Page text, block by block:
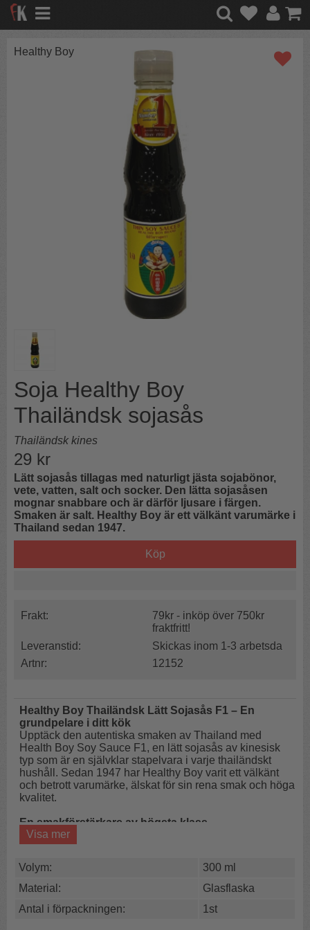
Healthy Boy
Soja Healthy Boy
Thailändsk sojasås
Thailändsk kines
29 kr
Lätt sojasås tillagas med naturligt jästa sojabönor,
vete, vatten, salt och socker. Den lätta sojasåsen
mognar snabbare och är därför ljusare i färgen.
Smaken är salt. Healthy Boy är ett välkänt varumärke i
Thailand sedan 1947.
Köp
Frakt:
79kr - inköp över 750kr
fraktfritt!
Leveranstid:
Skickas inom 1-3 arbetsda
Artnr:
12152
Healthy Boy Thailändsk Lätt Sojasås F1 – En
grundpelare i ditt kök
Upptäck den autentiska smaken av Thailand med
Health Boy Soy Sauce F1, en lätt sojasås av kinesisk
typ som är en självklar stapelvara i varje thailändskt
hushåll. Sedan 1947 har Healthy Boy varit ett välkänt
och betrott varumärke, älskat för sin rena smak och höga
kvalitet.
En smakförstärkare av högsta klass
Denna lätta sojasås framställs genom naturlig jäsning
av sojabönor, vete, vatten och salt. Den kortare
distinkta salta smakprofil. Trots att den ibland kallas
"tunn sojasås" eller till och med "vit sojasås" i Thailand,
allsidiga standardsojasås för de flesta kulinariska
Visa mer
Volym:
300 ml
Material:
Glasflaska
Antal i förpackningen:
1st